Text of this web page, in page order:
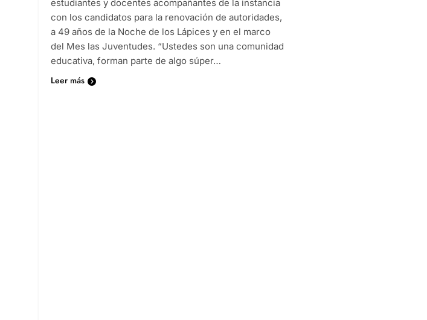
estudiantes y docentes acompañantes de la instancia
con los candidatos para la renovación de autoridades,
a 49 años de la Noche de los Lápices y en el marco
del Mes las Juventudes. “Ustedes son una comunidad
educativa, forman parte de algo súper…
Leer más